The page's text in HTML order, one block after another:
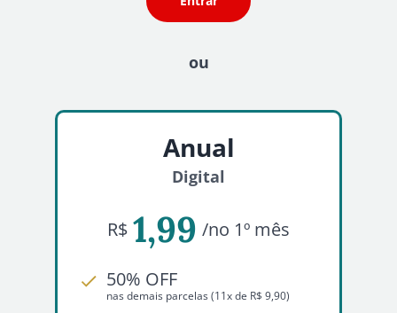
ou
Anual
Digital
R$ 1,99 /no 1º mês
50% OFF
nas demais parcelas (11x de R$ 9,90)